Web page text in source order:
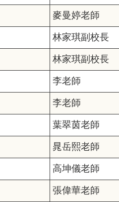
麥曼婷老師
林家琪副校長
林家琪副校長
李老師
李老師
葉翠茵老師
晁岳熙老師
高坤儀老師
張偉華老師